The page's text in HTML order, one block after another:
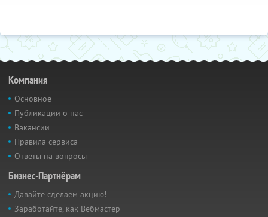
Компания
Основное
Публикации о нас
Вакансии
Правила сервиса
Ответы на вопросы
Бизнес-Партнёрам
Давайте сделаем акцию!
Заработайте, как Вебмастер